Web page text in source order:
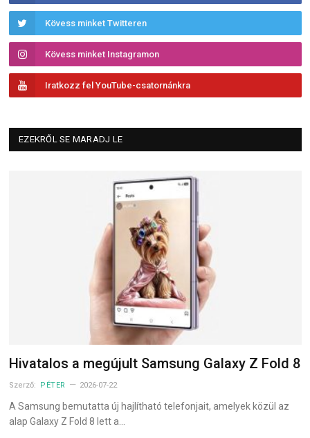
Kövess minket Twitteren
Kövess minket Instagramon
Iratkozz fel YouTube-csatornánkra
EZEKRŐL SE MARADJ LE
Hivatalos a megújult Samsung Galaxy Z Fold 8
Szerző: PÉTER 2026-07-22
A Samsung bemutatta új hajlítható telefonjait, amelyek közül az
alap Galaxy Z Fold 8 lett a…